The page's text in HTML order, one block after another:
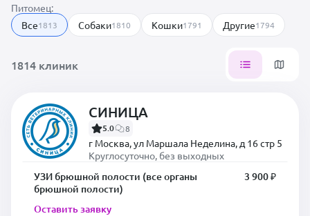
Питомец:
Все1813 Собаки1810 Кошки1791 Другие1794
1814 клиник
СИНИЦА
5.0 8
г Москва, ул Маршала Неделина, д 16 стр 5
Круглосуточно, без выходных
УЗИ брюшной полости (все органы
брюшной полости)
3 900 ₽
Оставить заявку